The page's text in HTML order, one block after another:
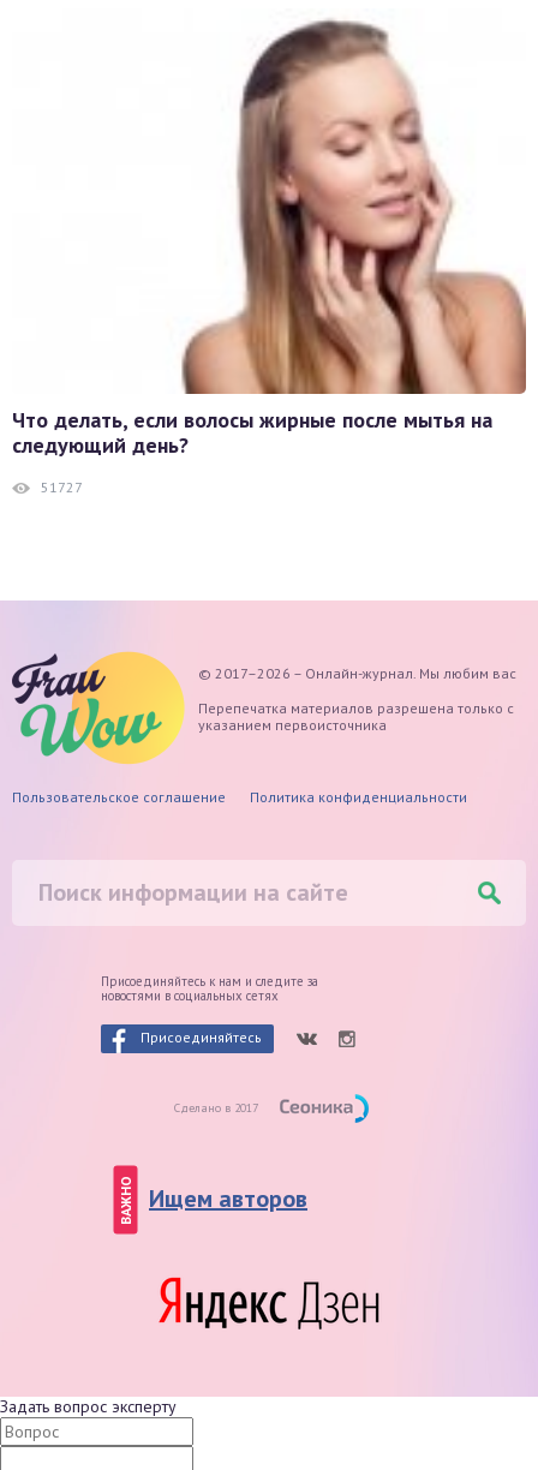
Что делать, если волосы жирные после мытья на
следующий день?
51727
© 2017–2026 – Онлайн-журнал. Мы любим вас
Перепечатка материалов разрешена только с
указанием первоисточника
Пользовательское соглашение Политика конфиденциальности
Присоединяйтесь к нам и следите за
новостями в социальных сетях
Присоединяйтесь
Сделано в 2017
ВАЖНО Ищем авторов
Задать вопрос эксперту